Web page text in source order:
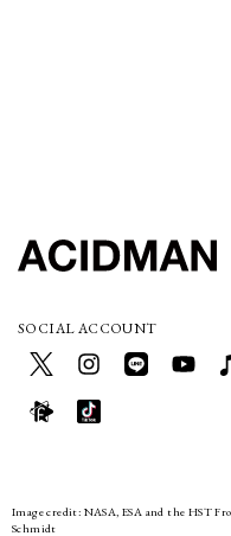
SOCIAL ACCOUNT
Image credit: NASA, ESA and the HST
Schmidt